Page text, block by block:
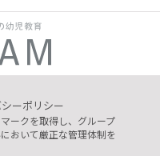
ーポリシー
ークを取得し、グループ
おいて厳正な管理体制を